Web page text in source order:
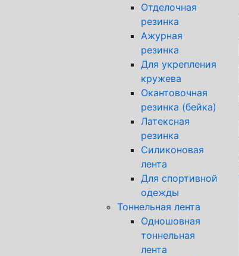
Отделочная
резинка
Ажурная
резинка
Для укрепления
кружева
Окантовочная
резинка (бейка)
Латексная
резинка
Силиконовая
лента
Для спортивной
одежды
Тоннельная лента
Одношовная
тоннельная
лента